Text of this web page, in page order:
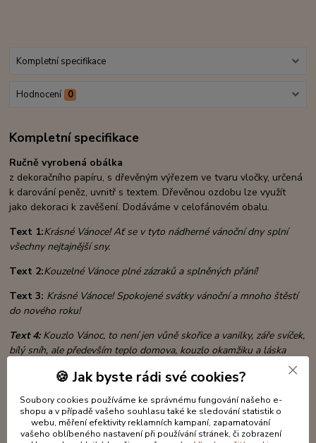
Kompletní specifikace
Hodnocení 0
Kompletní specifikace
Ručně vyrobená obálka
z dekoračního papíru, s dřevěným výřezem ve tvaru vločky, určená
k darování peněz, uvnitř s textem. Dřevěnou ozdobu lze využít
jako dekoraci k zavěšení. Dodáváme v celofánovém obalu.
Text 1:Krásné Vánoce! Ať se v tyto nádherné vánoční dny splní
všechny nejtajnější sny.
Text 2:Kouzelné Vánoce plné zázraků a splněných přání!
Text 3: Krásné Vánoce!Spokojené svátky vánoční a mnoho štěstí
do nového roku!
Text 4:Kouzlo Vánoc, to není jen vůně skořice a vanilky, záře svíček,
bílý sníh, ale především teplo domova, kouzlo okamžiku a láska
Materiál: papír, topolová překližka, monofilová stuha, broušené
kamínky
🍪 Jak byste rádi své cookies?
Soubory cookies používáme ke správnému fungování našeho e-
shopu a v případě vašeho souhlasu také ke sledování statistik o
webu, měření efektivity reklamních kampaní, zapamatování
vašeho oblíbeného nastavení při používání stránek, či zobrazení